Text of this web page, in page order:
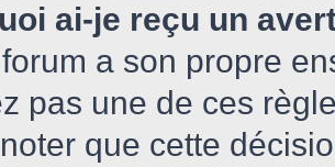
ai-je reçu un
a son propre
pas une de ces
que cette